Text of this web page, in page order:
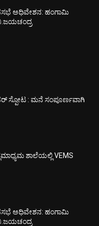
ಅಧಿವೇಶನ: ಹಂಗಾಮಿ
ಸ್ಪೋಟ : ಮನೆ ಸಂಪೂರ್ಣವಾಗಿ
ಶಾಲೆಯಲ್ಲಿ VEMS
ಅಧಿವೇಶನ: ಹಂಗಾಮಿ